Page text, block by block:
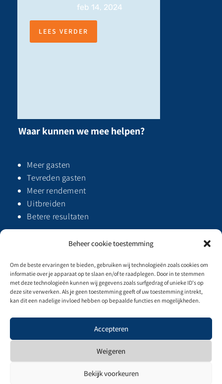
Beheer cookie toestemming
Om de beste ervaringen te bieden, gebruiken wij technologieën zoals cookies om
informatie over je apparaat op te slaan en/of te raadplegen. Door in te stemmen
met deze technologieën kunnen wij gegevens zoals surfgedrag of unieke ID's op
deze site verwerken. Als je geen toestemming geeft of uw toestemming intrekt,
kan dit een nadelige invloed hebben op bepaalde functies en mogelijkheden.
Accepteren
Weigeren
Bekijk voorkeuren
feb 14, 2024
LEES VERDER
Waar kunnen we mee helpen?
Meer gasten
Tevreden gasten
Meer rendement
Uitbreiden
Betere resultaten
Privacybeleid & Algemene voorwaarden